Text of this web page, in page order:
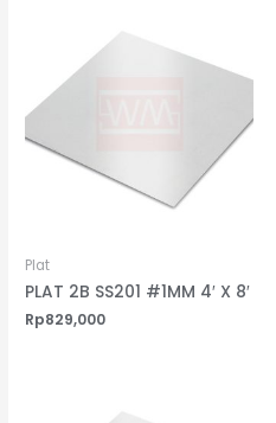
Plat
PLAT 2B SS201 #1MM 4′ X 8′
Rp829,000